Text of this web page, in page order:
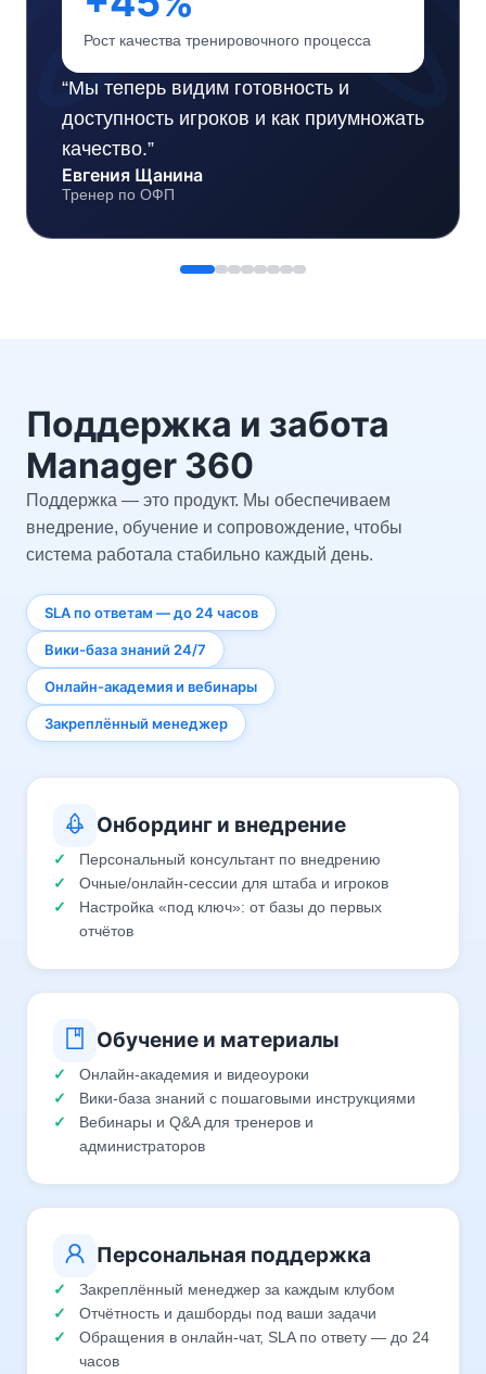
Рост качества тренировочного процесса
“Мы теперь видим готовность и
доступность игроков и как приумножать
качество.”
Евгения Щанина
Тренер по ОФП
Поддержка и забота
Manager 360
Поддержка — это продукт. Мы обеспечиваем
внедрение, обучение и сопровождение, чтобы
система работала стабильно каждый день.
SLA по ответам — до 24 часов
Вики-база знаний 24/7
Онлайн-академия и вебинары
Закреплённый менеджер
Онбординг и внедрение
Персональный консультант по внедрению
Очные/онлайн-сессии для штаба и игроков
Настройка «под ключ»: от базы до первых
отчётов
Обучение и материалы
Онлайн-академия и видеоуроки
Вики-база знаний с пошаговыми инструкциями
Вебинары и Q&A для тренеров и
администраторов
Персональная поддержка
Закреплённый менеджер за каждым клубом
Отчётность и дашборды под ваши задачи
Обращения в онлайн-чат, SLA по ответу — до 24
часов